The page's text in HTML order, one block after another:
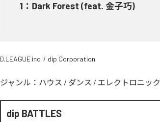
1 ： Dark Forest (feat. 金子巧)
D.LEAGUE inc. / dip Corporation.
ジャンル： ハウス / ダンス / エレクトロニック
dip BATTLES